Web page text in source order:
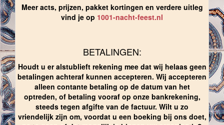
Meer acts, prijzen, pakket kortingen en verdere uitleg
vind je op 1001-nacht-feest.nl
BETALINGEN:
Houdt u er alstublieft rekening mee dat wij helaas geen
betalingen achteraf kunnen accepteren. Wij accepteren
alleen contante betaling op de datum van het
optreden, of betaling vooraf op onze bankrekening,
steeds tegen afgifte van de factuur. Wilt u zo
vriendelijk zijn om, voordat u een boeking bij ons doet,